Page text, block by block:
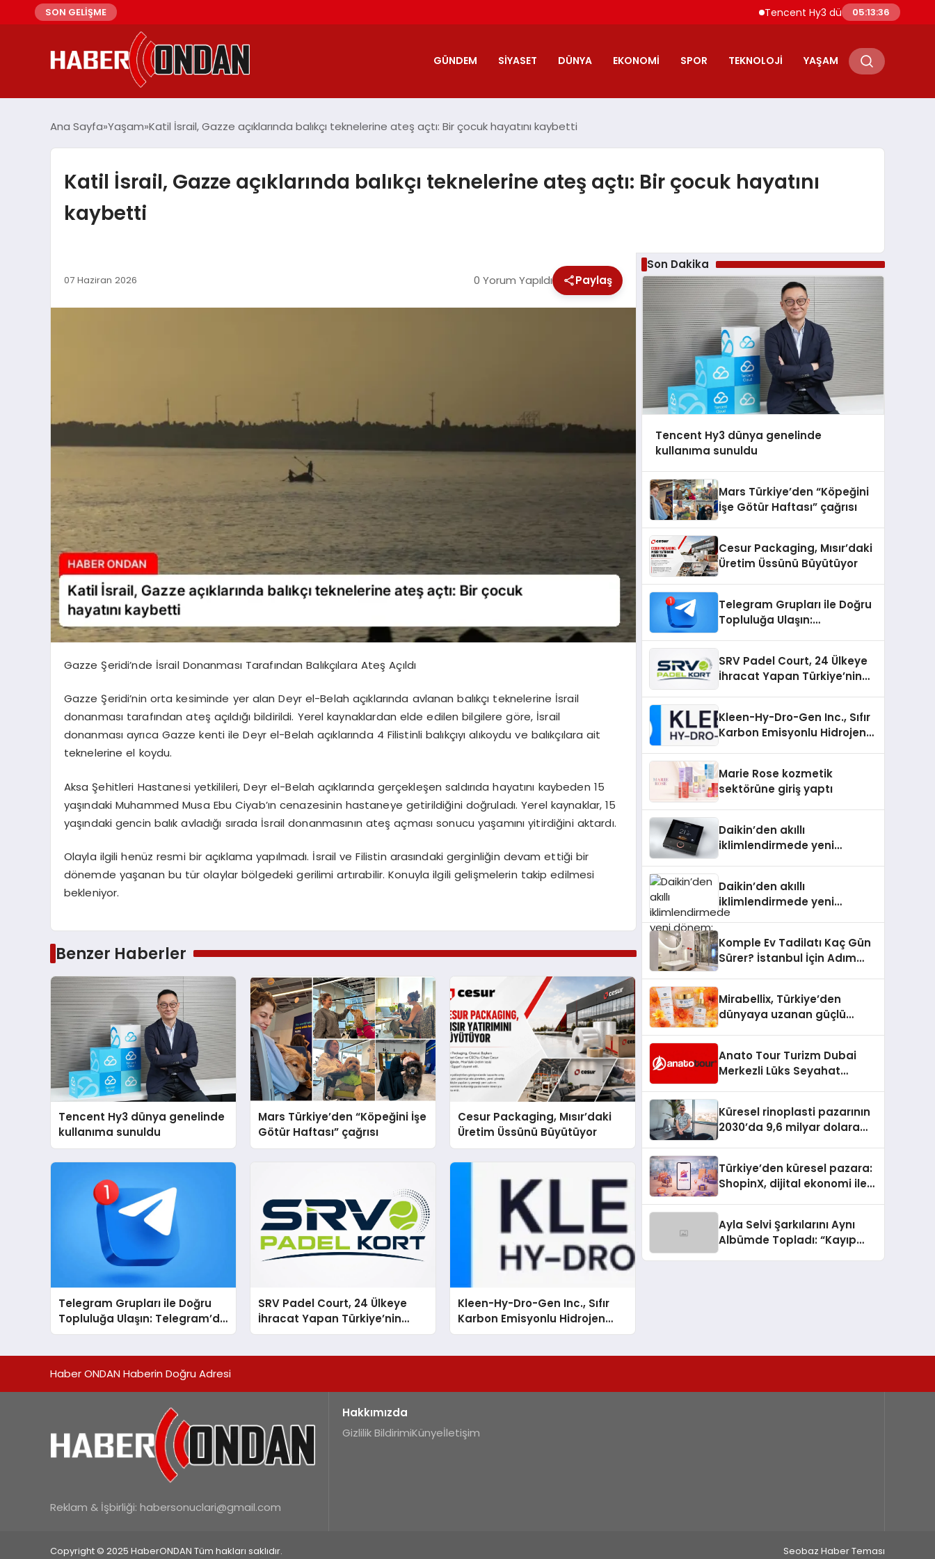
SON GELİŞME Tencent Hy3 dünya genelinde
05:13:37
GÜNDEM SIYASET DÜNYA EKONOMI SPOR TEKNOLOJI YAŞAM
Ana Sayfa Yaşam Katil İsrail, Gazze açıklarında balıkçı teknelerine ateş açtı: Bir çocuk hayatını kaybetti
Katil İsrail, Gazze açıklarında balıkçı teknelerine ateş açtı: Bir çocuk hayatını
kaybetti
07 Haziran 2026 0 Yorum Yapıldı Paylaş
Gazze Şeridi’nde İsrail Donanması Tarafından Balıkçılara Ateş Açıldı
Gazze Şeridi’nin orta kesiminde yer alan Deyr el-Belah açıklarında avlanan balıkçı teknelerine İsrail
donanması tarafından ateş açıldığı bildirildi. Yerel kaynaklardan elde edilen bilgilere göre, İsrail
donanması ayrıca Gazze kenti ile Deyr el-Belah açıklarında 4 Filistinli balıkçıyı alıkoydu ve balıkçılara ait
teknelerine el koydu.
Aksa Şehitleri Hastanesi yetkilileri, Deyr el-Belah açıklarında gerçekleşen saldırıda hayatını kaybeden 15
yaşındaki Muhammed Musa Ebu Ciyab’ın cenazesinin hastaneye getirildiğini doğruladı. Yerel kaynaklar, 15
yaşındaki gencin balık avladığı sırada İsrail donanmasının ateş açması sonucu yaşamını yitirdiğini aktardı.
Olayla ilgili henüz resmi bir açıklama yapılmadı. İsrail ve Filistin arasındaki gerginliğin devam ettiği bir
dönemde yaşanan bu tür olaylar bölgedeki gerilimi artırabilir. Konuyla ilgili gelişmelerin takip edilmesi
bekleniyor.
Benzer Haberler
Tencent Hy3 dünya genelinde
kullanıma sunuldu
Mars Türkiye’den “Köpeğini İşe
Götür Haftası” çağrısı
Cesur Packaging, Mısır’daki
Üretim Üssünü Büyütüyor
Telegram Grupları ile Doğru
Topluluğa Ulaşın: Telegram’da
Aradığınız Topluluğa Daha
SRV Padel Court, 24 Ülkeye
İhracat Yapan Türkiye’nin
Padel Kortu Üretim Gücü
Kleen-Hy-Dro-Gen Inc., Sıfır
Karbon Emisyonlu Hidrojen
Isıtma Teknolojisinde ISO ve
Son Dakika
Tencent Hy3 dünya genelinde
kullanıma sunuldu
Mars Türkiye’den “Köpeğini
İşe Götür Haftası” çağrısı
Cesur Packaging, Mısır’daki
Üretim Üssünü Büyütüyor
Telegram Grupları ile Doğru
Topluluğa Ulaşın:
SRV Padel Court, 24 Ülkeye
İhracat Yapan Türkiye’nin
Kleen-Hy-Dro-Gen Inc., Sıfır
Karbon Emisyonlu Hidrojen
Aldı
Marie Rose kozmetik
sektörüne giriş yaptı
Daikin’den akıllı
iklimlendirmede yeni
Daikin’den akıllı
iklimlendirmede yeni
dönem: Madoka Plus
Komple Ev Tadilatı Kaç Gün
Sürer? İstanbul İçin Adım
Mirabellix, Türkiye’den
dünyaya uzanan güçlü
Anato Tour Turizm Dubai
Merkezli Lüks Seyahat
Küresel rinoplasti pazarının
2030’da 9,6 milyar dolara
Türkiye’den küresel pazara:
ShopinX, dijital ekonomi ile
Ayla Selvi Şarkılarını Aynı
Albümde Topladı: “Kayıp
Haber ONDAN Haberin Doğru Adresi
Reklam & İşbirliği: habersonuclari@gmail.com
Hakkımızda
Gizlilik BildirimiKünyeİletişim
Copyright © 2025 HaberONDAN Tüm hakları saklıdır. Seobaz Haber Teması